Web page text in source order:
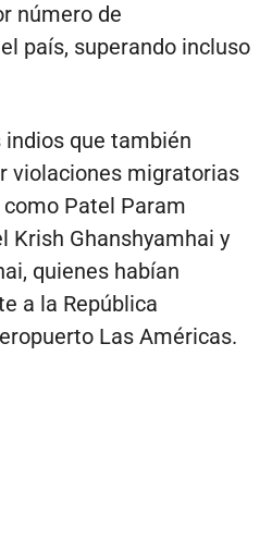
número de
país, superando incluso
que también
violaciones migratorias
Patel Param
Krish Ghanshyamhai y
quienes habían
a la República
Las Américas.